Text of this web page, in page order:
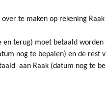
te maken op rekening
terug) moet betaald
nog te bepalen) en de rest
aan Raak (datum nog te